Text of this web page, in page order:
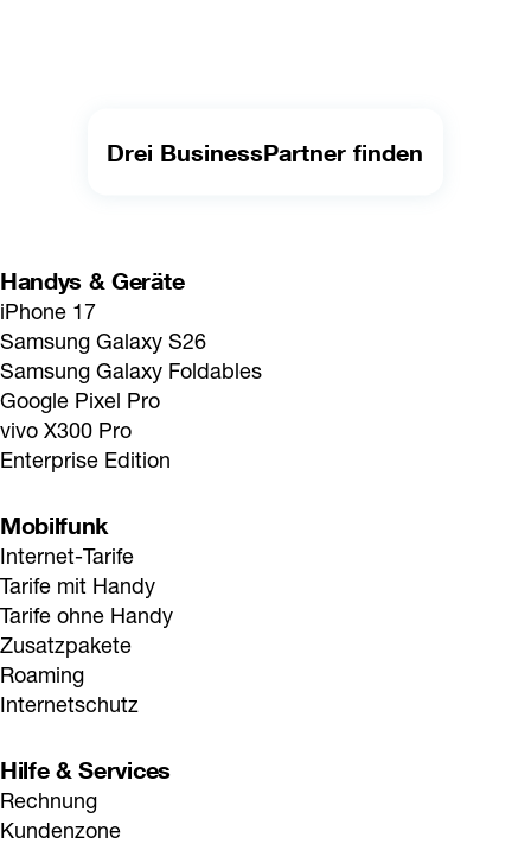
Drei BusinessPartner finden
Handys & Geräte
iPhone 17
Samsung Galaxy S26
Samsung Galaxy Foldables
Google Pixel Pro
vivo X300 Pro
Enterprise Edition
Mobilfunk
Internet-Tarife
Tarife mit Handy
Tarife ohne Handy
Zusatzpakete
Roaming
Internetschutz
Hilfe & Services
Rechnung
Kundenzone